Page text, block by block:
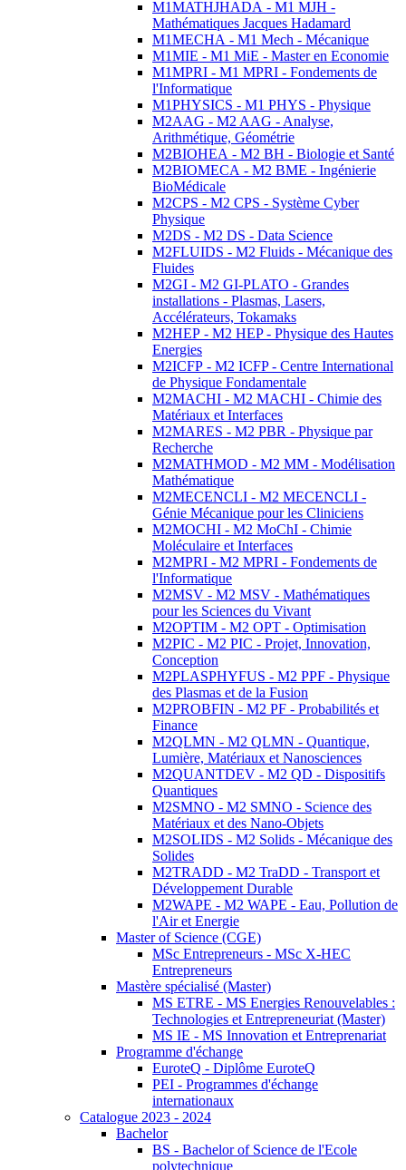
M1MATHJHADA - M1 MJH -
Mathématiques Jacques Hadamard
M1MECHA - M1 Mech - Mécanique
M1MIE - M1 MiE - Master en Economie
M1MPRI - M1 MPRI - Fondements de
l'Informatique
M1PHYSICS - M1 PHYS - Physique
M2AAG - M2 AAG - Analyse,
Arithmétique, Géométrie
M2BIOHEA - M2 BH - Biologie et Santé
M2BIOMECA - M2 BME - Ingénierie
BioMédicale
M2CPS - M2 CPS - Système Cyber
Physique
M2DS - M2 DS - Data Science
M2FLUIDS - M2 Fluids - Mécanique des
Fluides
M2GI - M2 GI-PLATO - Grandes
installations - Plasmas, Lasers,
Accélérateurs, Tokamaks
M2HEP - M2 HEP - Physique des Hautes
Energies
M2ICFP - M2 ICFP - Centre International
de Physique Fondamentale
M2MACHI - M2 MACHI - Chimie des
Matériaux et Interfaces
M2MARES - M2 PBR - Physique par
Recherche
M2MATHMOD - M2 MM - Modélisation
Mathématique
M2MECENCLI - M2 MECENCLI -
Génie Mécanique pour les Cliniciens
M2MOCHI - M2 MoChI - Chimie
Moléculaire et Interfaces
M2MPRI - M2 MPRI - Fondements de
l'Informatique
M2MSV - M2 MSV - Mathématiques
pour les Sciences du Vivant
M2OPTIM - M2 OPT - Optimisation
M2PIC - M2 PIC - Projet, Innovation,
Conception
M2PLASPHYFUS - M2 PPF - Physique
des Plasmas et de la Fusion
M2PROBFIN - M2 PF - Probabilités et
Finance
M2QLMN - M2 QLMN - Quantique,
Lumière, Matériaux et Nanosciences
M2QUANTDEV - M2 QD - Dispositifs
Quantiques
M2SMNO - M2 SMNO - Science des
Matériaux et des Nano-Objets
M2SOLIDS - M2 Solids - Mécanique des
Solides
M2TRADD - M2 TraDD - Transport et
Développement Durable
M2WAPE - M2 WAPE - Eau, Pollution de
l'Air et Energie
Master of Science (CGE)
MSc Entrepreneurs - MSc X-HEC
Entrepreneurs
Mastère spécialisé (Master)
MS ETRE - MS Energies Renouvelables :
Technologies et Entrepreneuriat (Master)
MS IE - MS Innovation et Entreprenariat
Programme d'échange
EuroteQ - Diplôme EuroteQ
PEI - Programmes d'échange
internationaux
Catalogue 2023 - 2024
Bachelor
BS - Bachelor of Science de l'Ecole
polytechnique